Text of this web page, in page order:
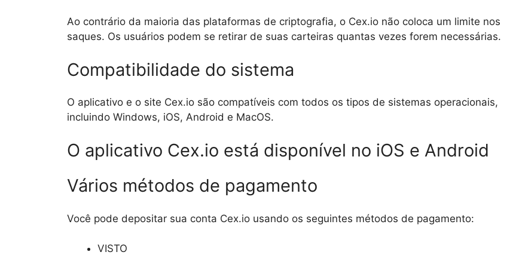
Ao contrário da maioria das plataformas de criptografia, o Cex.io não coloca um limite nos
saques. Os usuários podem se retirar de suas carteiras quantas vezes forem necessárias.
Compatibilidade do sistema
O aplicativo e o site Cex.io são compatíveis com todos os tipos de sistemas operacionais,
incluindo Windows, iOS, Android e MacOS.
O aplicativo Cex.io está disponível no iOS e Android
Vários métodos de pagamento
Você pode depositar sua conta Cex.io usando os seguintes métodos de pagamento:
VISTO